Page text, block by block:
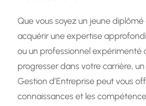
Que vous soyez un jeune
acquérir une expertise
ou un professionnel expérimenté
progresser dans votre carrière,
Gestion d’Entreprise peut vous
connaissances et les